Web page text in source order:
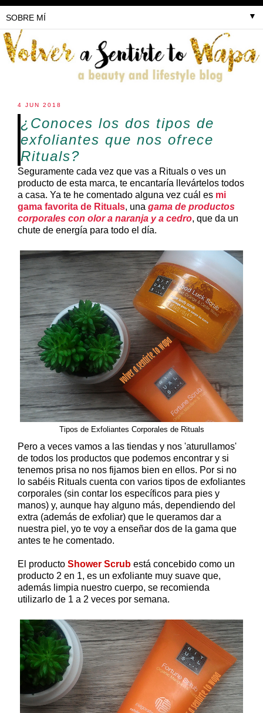
▼
4 JUN 2018
¿Conoces los dos tipos de
exfoliantes que nos ofrece
Rituals?
Seguramente cada vez que vas a Rituals o ves un
producto de esta marca, te encantaría llevártelos todos
a casa. Ya te he comentado alguna vez cuál es mi
gama favorita de Rituals, una gama de productos
corporales con olor a naranja y a cedro, que da un
chute de energía para todo el día.
Tipos de Exfoliantes Corporales de Rituals
Pero a veces vamos a las tiendas y nos 'aturullamos'
de todos los productos que podemos encontrar y si
tenemos prisa no nos fijamos bien en ellos. Por si no
lo sabéis Rituals cuenta con varios tipos de exfoliantes
corporales (sin contar los específicos para pies y
manos) y, aunque hay alguno más, dependiendo del
extra (además de exfoliar) que le queramos dar a
nuestra piel, yo te voy a enseñar dos de la gama que
antes te he comentado.
El producto Shower Scrub está concebido como un
producto 2 en 1, es un exfoliante muy suave que,
además limpia nuestro cuerpo, se recomienda
utilizarlo de 1 a 2 veces por semana.